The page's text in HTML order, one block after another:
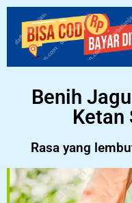
Benih
Ketan
Rasa yang